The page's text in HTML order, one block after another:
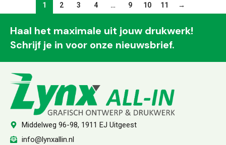
1 2 3 4 … 9 10 11 →
Haal het maximale uit jouw drukwerk!
Schrijf je in voor onze nieuwsbrief.
Middelweg 96-98, 1911 EJ Uitgeest
info@lynxallin.nl